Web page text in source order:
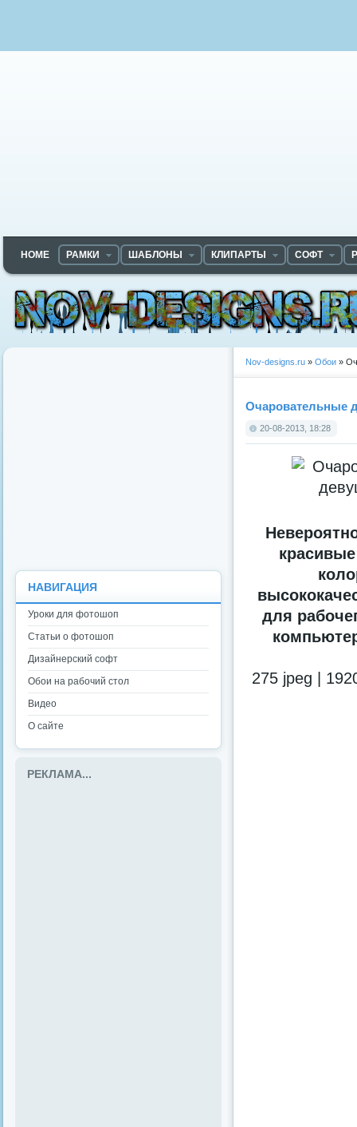
HOME РАМКИ ШАБЛОНЫ КЛИПАРТЫ СОФТ
Nov-designs.ru » Обои »
Очаровательные
20-08-2013, 18:28
для
275 jpeg |
НАВИГАЦИЯ
Уроки для фотошоп
Статьи о фотошоп
Дизайнерский софт
Обои на рабочий стол
Видео
О сайте
РЕКЛАМА...